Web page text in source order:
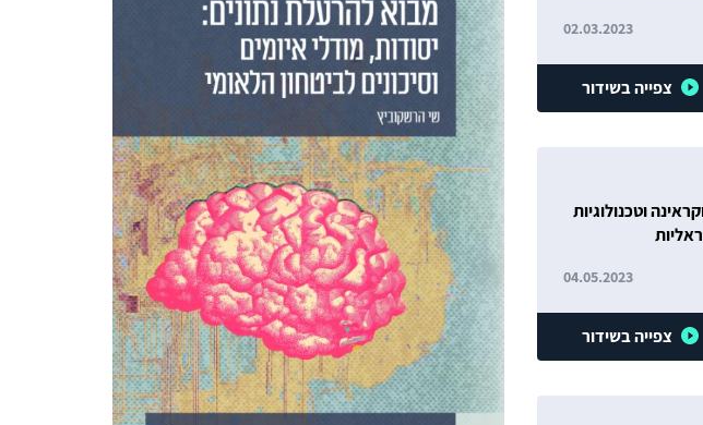
02.03.2023
צפייה בשידור
וטכנולוגיות
04.05.2023
צפייה בשידור